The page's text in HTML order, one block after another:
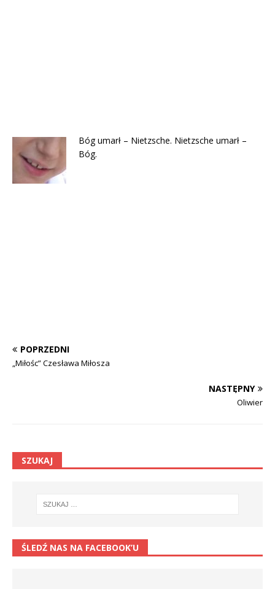
Bóg umarł – Nietzsche. Nietzsche umarł –
Bóg.
POPRZEDNI
„Miłośc” Czesława Miłosza
NASTĘPNY
Oliwier
SZUKAJ
ŚLEDŹ NAS NA FACEBOOK’U